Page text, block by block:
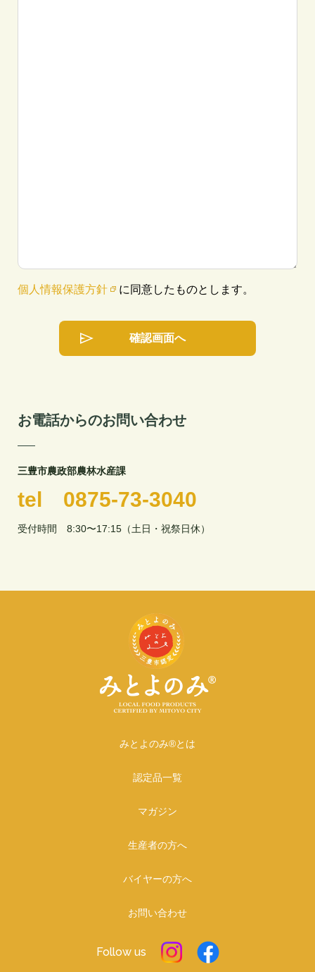
個人情報保護方針 に同意したものとします。
お電話からのお問い合わせ
三豊市農政部農林水産課
tel 0875-73-3040
受付時間 8:30〜17:15（土日・祝祭日休）
みとよのみ®とは
認定品一覧
マガジン
生産者の方へ
バイヤーの方へ
お問い合わせ
Follow us